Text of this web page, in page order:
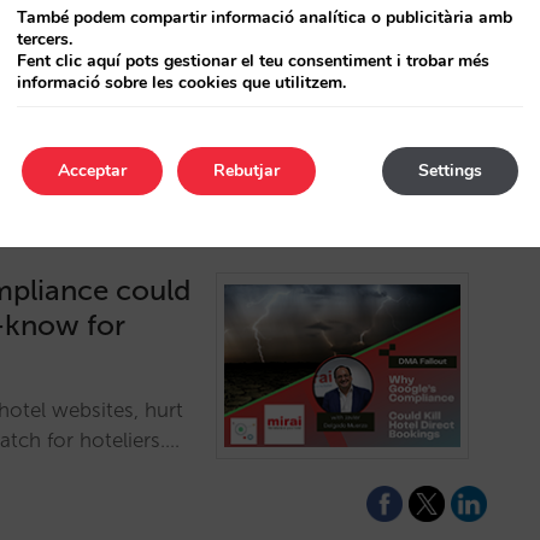
directas, todo
could
for
websites, hurt
for hoteliers.…
També podem compartir informació analítica o publicitària amb
tercers.
Fent clic aquí pots gestionar el teu consentiment i trobar més
informació sobre les cookies que utilitzem.
Acceptar Settings
Rebutjar